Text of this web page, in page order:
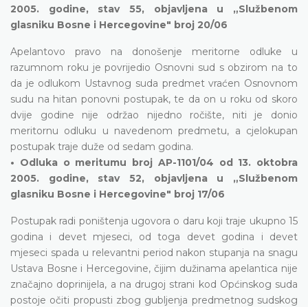
2005. godine, stav 55, objavljena u „Službenom
glasniku Bosne i Hercegovine" broj 20/06
Apelantovo pravo na donošenje meritorne odluke u
razumnom roku je povrijedio Osnovni sud s obzirom na to
da je odlukom Ustavnog suda predmet vraćen Osnovnom
sudu na hitan ponovni postupak, te da on u roku od skoro
dvije godine nije održao nijedno ročište, niti je donio
meritornu odluku u navedenom predmetu, a cjelokupan
postupak traje duže od sedam godina.
• Odluka o meritumu broj AP-1101/04 od 13. oktobra
2005. godine, stav 52, objavljena u „Službenom
glasniku Bosne i Hercegovine" broj 17/06
Postupak radi poništenja ugovora o daru koji traje ukupno 15
godina i devet mjeseci, od toga devet godina i devet
mjeseci spada u relevantni period nakon stupanja na snagu
Ustava Bosne i Hercegovine, čijim dužinama apelantica nije
značajno doprinijela, a na drugoj strani kod Općinskog suda
postoje očiti propusti zbog gubljenja predmetnog sudskog